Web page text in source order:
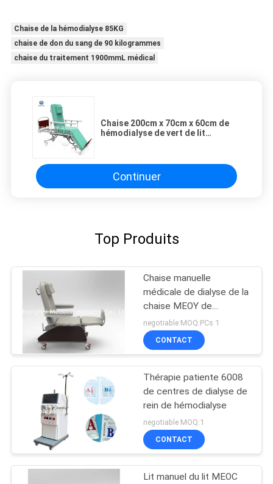
Chaise de la hémodialyse 85KG
chaise de don du sang de 90 kilogrammes
chaise du traitement 1900mmL médical
Chaise 200cm x 70cm x 60cm de
hémodialyse de vert de lit
Continuer
Top Produits
Chaise manuelle
médicale de dialyse de la
chaise MEOY de
hémodialyse d'hôpital
negotiable MOQ:PCs 1
CONTACT
Thérapie patiente 6008
de centres de dialyse de
rein de hémodialyse
negotiable MOQ:1
CONTACT
Lit manuel du lit MEOC